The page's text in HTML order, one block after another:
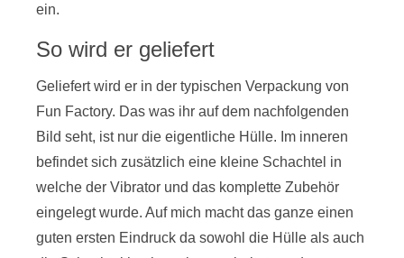
ein.
So wird er geliefert
Geliefert wird er in der typischen Verpackung von
Fun Factory. Das was ihr auf dem nachfolgenden
Bild seht, ist nur die eigentliche Hülle. Im inneren
befindet sich zusätzlich eine kleine Schachtel in
welche der Vibrator und das komplette Zubehör
eingelegt wurde. Auf mich macht das ganze einen
guten ersten Eindruck da sowohl die Hülle als auch